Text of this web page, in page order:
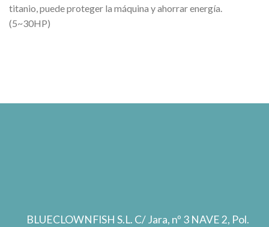
titanio, puede proteger la máquina y ahorrar energía.
(5~30HP)
BLUECLOWNFISH S.L. C/ Jara, nº 3 NAVE 2, Pol.